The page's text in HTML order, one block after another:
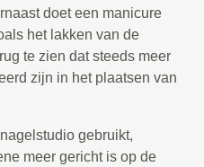
doet een manicure
het lakken van de
te zien dat steeds meer
zijn in het plaatsen van
gebruikt,
meer gericht is op de